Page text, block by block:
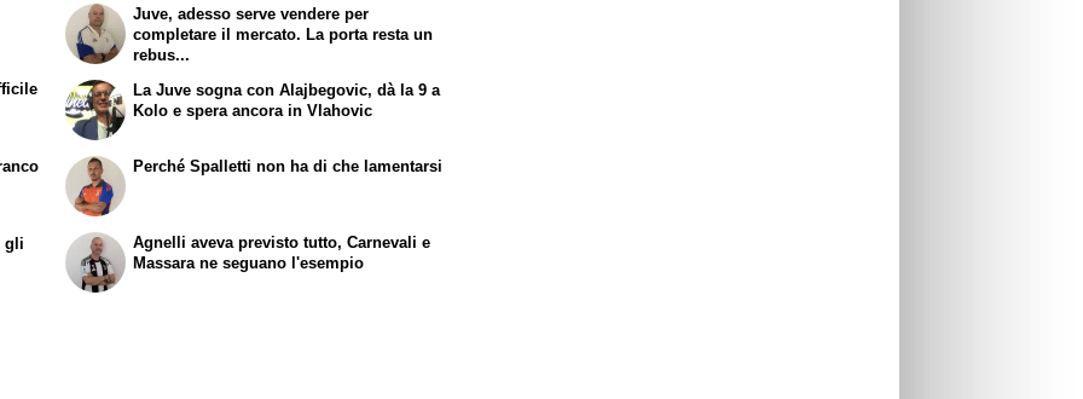
Juve, adesso serve vendere per
completare il mercato. La porta resta un
rebus...
La Juve sogna con Alajbegovic, dà la 9 a
Kolo e spera ancora in Vlahovic
gli
Perché Spalletti non ha di che lamentarsi
Agnelli aveva previsto tutto, Carnevali e
Massara ne seguano l'esempio